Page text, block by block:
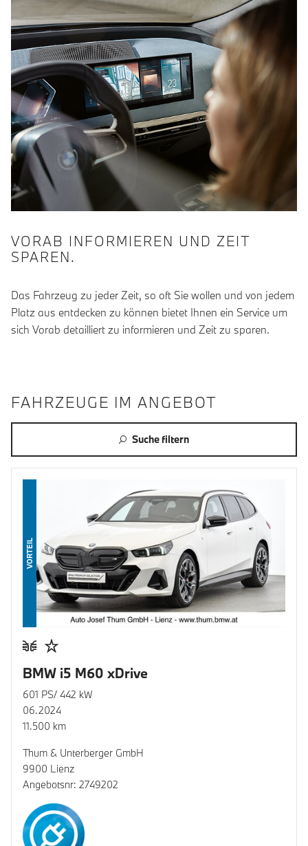
VORAB INFORMIEREN UND ZEIT
SPAREN.
Das Fahrzeug zu jeder Zeit, so oft Sie wollen und von jedem
Platz aus entdecken zu können bietet Ihnen ein Service um
sich Vorab detailliert zu informieren und Zeit zu sparen.
FAHRZEUGE IM ANGEBOT
Suche filtern
VORTEIL
BMW i5 M60 xDrive
601 PS/ 442 kW
06.2024
11.500 km
Thum & Unterberger GmbH
9900 Lienz
Angebotsnr: 2749202